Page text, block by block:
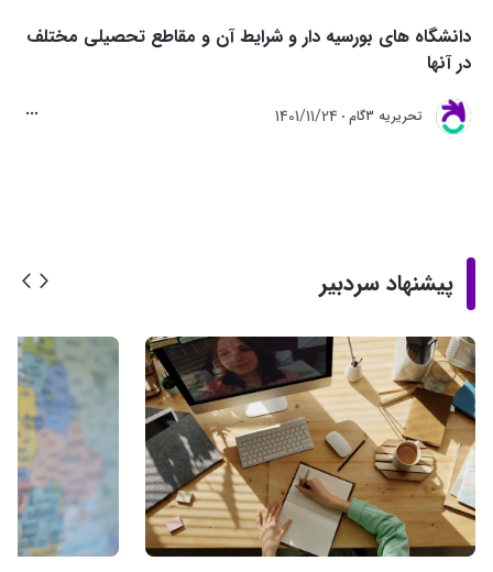
دانشگاه های بورسیه دار و شرایط آن و مقاطع تحصیلی مختلف
در آنها
تحريريه 3گام 1401/11/24
پیشنهاد سردبیر